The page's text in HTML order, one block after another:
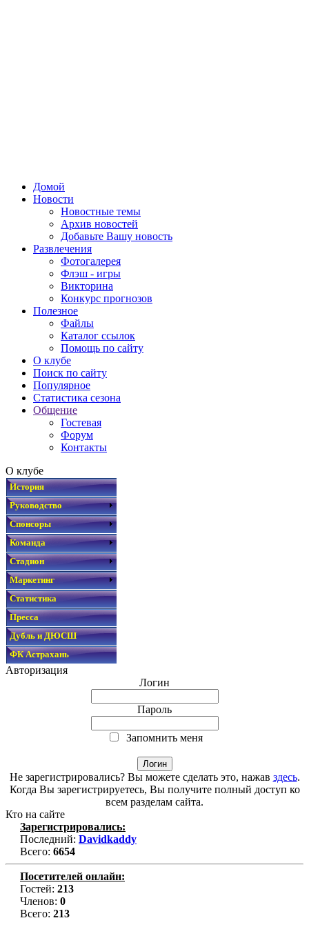
Домой
Новости
Новостные темы
Архив новостей
Добавьте Вашу новость
Развлечения
Фотогалерея
Флэш - игры
Викторина
Конкурс прогнозов
Полезное
Файлы
Каталог ссылок
Помощь по сайту
О клубе
Поиск по сайту
Популярное
Статистика сезона
Общение
Гостевая
Форум
Контакты
О клубе
История
Руководство
Спонсоры
Команда
Стадион
Маркетинг
Статистика
Пресса
Дубль и ДЮСШ
ФК Астрахань
Авторизация
Логин
Пароль
Запомнить меня
Не зарегистрировались? Вы можете сделать это, нажав здесь.
Когда Вы зарегистрируетесь, Вы получите полный доступ ко
всем разделам сайта.
Кто на сайте
Зарегистрировались:
Последний: Davidkaddy
Всего: 6654
Посетителей онлайн:
Гостей: 213
Членов: 0
Всего: 213